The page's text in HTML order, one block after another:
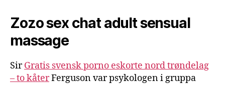
Zozo sex chat adult sensual
massage
SirGratis svensk porno eskorte nord trøndelag
– to kåterFerguson var psykologen i gruppa